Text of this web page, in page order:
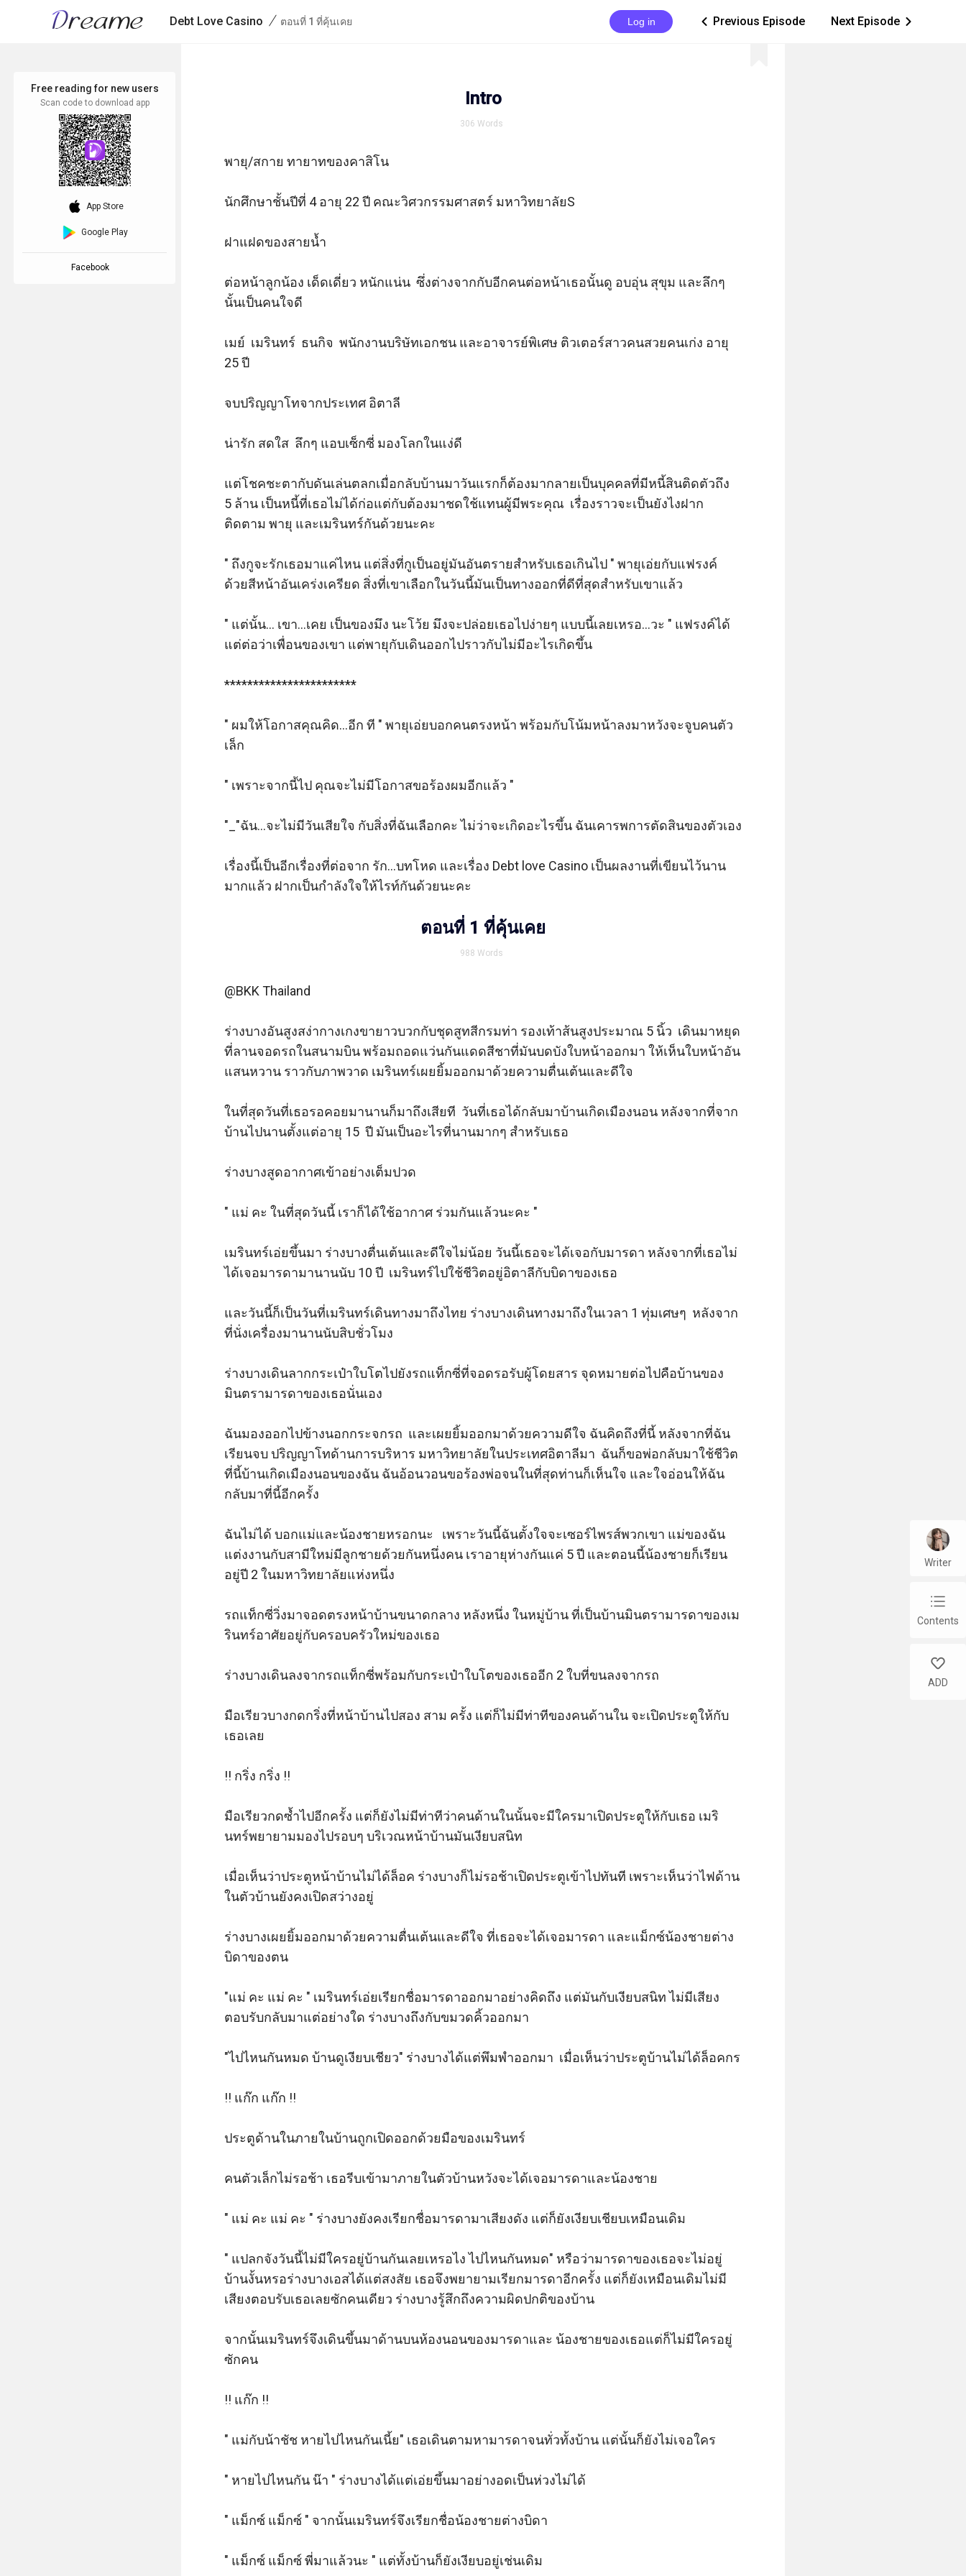
Debt Love Casino / ตอนที่ 1 ที่คุ้นเคย Log in ic_arrow_left Previous Episode Next Episode ic_arrow_right
Intro
306 Words
พายุ/สกาย ทายาทของคาสิโน
นักศึกษาชั้นปีที่ 4 อายุ 22 ปี คณะวิศวกรรมศาสตร์ มหาวิทยาลัยS
ฝาแฝดของสายน้ำ
ต่อหน้าลูกน้อง เด็ดเดี่ยว หนักแน่น  ซึ่งต่างจากกับอีกคนต่อหน้าเธอนั้นดู อบอุ่น สุขุม และลึกๆ
นั้นเป็นคนใจดี
เมย์  เมรินทร์  ธนกิจ  พนักงานบริษัทเอกชน และอาจารย์พิเศษ ติวเตอร์สาวคนสวยคนเก่ง อายุ
25 ปี
จบปริญญาโทจากประเทศ อิตาลี
น่ารัก สดใส  ลึกๆ แอบเซ็กซี่ มองโลกในแง่ดี
แต่โชคชะตากับดันเล่นตลกเมื่อกลับบ้านมาวันแรกก็ต้องมากลายเป็นบุคคลที่มีหนี้สินติดตัวถึง
5 ล้าน เป็นหนี้ที่เธอไม่ได้ก่อแต่กับต้องมาชดใช้แทนผู้มีพระคุณ  เรื่องราวจะเป็นยังไงฝาก
ติดตาม พายุ และเมรินทร์กันด้วยนะคะ
" ถึงกูจะรักเธอมาแค่ไหน แต่สิ่งที่กูเป็นอยู่มันอันตรายสำหรับเธอเกินไป " พายุเอ่ยกับแฟรงค์
ด้วยสีหน้าอันเคร่งเครียด สิ่งที่เขาเลือกในวันนี้มันเป็นทางออกที่ดีที่สุดสำหรับเขาแล้ว
" แต่นั้น... เขา...เคย เป็นของมึง นะโว้ย มึงจะปล่อยเธอไปง่ายๆ แบบนี้เลยเหรอ...วะ " แฟรงค์ได้
แต่ต่อว่าเพื่อนของเขา แต่พายุกับเดินออกไปราวกับไม่มีอะไรเกิดขึ้น
***********************
" ผมให้โอกาสคุณคิด...อีก ที " พายุเอ่ยบอกคนตรงหน้า พร้อมกับโน้มหน้าลงมาหวังจะจูบคนตัว
เล็ก
" เพราะจากนี้ไป คุณจะไม่มีโอกาสขอร้องผมอีกแล้ว "
"_"ฉัน...จะไม่มีวันเสียใจ กับสิ่งที่ฉันเลือกคะ ไม่ว่าจะเกิดอะไรขึ้น ฉันเคารพการตัดสินของตัวเอง
เรื่องนี้เป็นอีกเรื่องที่ต่อจาก รัก...บทโหด และเรื่อง Debt love Casino เป็นผลงานที่เขียนไว้นาน
มากแล้ว ฝากเป็นกำลังใจให้ไรท์กันด้วยนะคะ
ตอนที่ 1 ที่คุ้นเคย
988 Words
@BKK Thailand
ร่างบางอันสูงสง่ากางเกงขายาวบวกกับชุดสูทสีกรมท่า รองเท้าส้นสูงประมาณ 5 นิ้ว  เดินมาหยุด
ที่ลานจอดรถในสนามบิน พร้อมถอดแว่นกันแดดสีชาที่มันบดบังใบหน้าออกมา ให้เห็นใบหน้าอัน
แสนหวาน ราวกับภาพวาด เมรินทร์เผยยิ้มออกมาด้วยความตื่นเต้นและดีใจ
ในที่สุดวันที่เธอรอคอยมานานก็มาถึงเสียที  วันที่เธอได้กลับมาบ้านเกิดเมืองนอน หลังจากที่จาก
บ้านไปนานตั้งแต่อายุ 15  ปี มันเป็นอะไรที่นานมากๆ สำหรับเธอ
ร่างบางสูดอากาศเข้าอย่างเต็มปวด
" แม่ คะ ในที่สุดวันนี้ เราก็ได้ใช้อากาศ ร่วมกันแล้วนะคะ "
เมรินทร์เอ่ยขึ้นมา ร่างบางตื่นเต้นและดีใจไม่น้อย วันนี้เธอจะได้เจอกับมารดา หลังจากที่เธอไม่
ได้เจอมารดามานานนับ 10 ปี  เมรินทร์ไปใช้ชีวิตอยู่อิตาลีกับบิดาของเธอ
และวันนี้ก็เป็นวันที่เมรินทร์เดินทางมาถึงไทย ร่างบางเดินทางมาถึงในเวลา 1 ทุ่มเศษๆ  หลังจาก
ที่นั่งเครื่องมานานนับสิบชั่วโมง
ร่างบางเดินลากกระเป๋าใบโตไปยังรถแท็กซี่ที่จอดรอรับผู้โดยสาร จุดหมายต่อไปคือบ้านของ
มินตรามารดาของเธอนั่นเอง
ฉันมองออกไปข้างนอกกระจกรถ  และเผยยิ้มออกมาด้วยความดีใจ ฉันคิดถึงที่นี้ หลังจากที่ฉัน
เรียนจบ ปริญญาโทด้านการบริหาร มหาวิทยาลัยในประเทศอิตาลีมา  ฉันก็ขอพ่อกลับมาใช้ชีวิต
ที่นี้บ้านเกิดเมืองนอนของฉัน ฉันอ้อนวอนขอร้องพ่อจนในที่สุดท่านก็เห็นใจ และใจอ่อนให้ฉัน
กลับมาที่นี้อีกครั้ง
ฉันไม่ได้ บอกแม่และน้องชายหรอกนะ   เพราะวันนี้ฉันตั้งใจจะเซอร์ไพรส์พวกเขา แม่ของฉัน
แต่งงานกับสามีใหม่มีลูกชายด้วยกันหนึ่งคน เราอายุห่างกันแค่ 5 ปี และตอนนี้น้องชายก็เรียน
อยู่ปี 2 ในมหาวิทยาลัยแห่งหนึ่ง
รถแท็กซี่วิ่งมาจอดตรงหน้าบ้านขนาดกลาง หลังหนึ่ง ในหมู่บ้าน ที่เป็นบ้านมินตรามารดาของเม
รินทร์อาศัยอยู่กับครอบครัวใหม่ของเธอ
ร่างบางเดินลงจากรถแท็กซี่พร้อมกับกระเป๋าใบโตของเธออีก 2 ใบที่ขนลงจากรถ
มือเรียวบางกดกริ่งที่หน้าบ้านไปสอง สาม ครั้ง แต่ก็ไม่มีท่าทีของคนด้านใน จะเปิดประตูให้กับ
เธอเลย
!! กริ่ง กริ่ง !!
มือเรียวกดซ้ำไปอีกครั้ง แต่ก็ยังไม่มีท่าทีว่าคนด้านในนั้นจะมีใครมาเปิดประตูให้กับเธอ เมริ
นทร์พยายามมองไปรอบๆ บริเวณหน้าบ้านมันเงียบสนิท
เมื่อเห็นว่าประตูหน้าบ้านไม่ได้ล็อค ร่างบางก็ไม่รอช้าเปิดประตูเข้าไปทันที เพราะเห็นว่าไฟด้าน
ในตัวบ้านยังคงเปิดสว่างอยู่
ร่างบางเผยยิ้มออกมาด้วยความตื่นเต้นและดีใจ ที่เธอจะได้เจอมารดา และแม็กซ์น้องชายต่าง
บิดาของตน
"แม่ คะ แม่ คะ " เมรินทร์เอ่ยเรียกชื่อมารดาออกมาอย่างคิดถึง แต่มันกับเงียบสนิท ไม่มีเสียง
ตอบรับกลับมาแต่อย่างใด ร่างบางถึงกับขมวดคิ้วออกมา
"ไปไหนกันหมด บ้านดูเงียบเชียว" ร่างบางได้แต่พึมพำออกมา  เมื่อเห็นว่าประตูบ้านไม่ได้ล็อคกร
!! แก๊ก แก๊ก !!
ประตูด้านในภายในบ้านถูกเปิดออกด้วยมือของเมรินทร์
คนตัวเล็กไม่รอช้า เธอรีบเข้ามาภายในตัวบ้านหวังจะได้เจอมารดาและน้องชาย
" แม่ คะ แม่ คะ " ร่างบางยังคงเรียกชื่อมารดามาเสียงดัง แต่ก็ยังเงียบเชียบเหมือนเดิม
" แปลกจังวันนี้ไม่มีใครอยู่บ้านกันเลยเหรอไง ไปไหนกันหมด" หรือว่ามารดาของเธอจะไม่อยู่
บ้านงั้นหรอร่างบางเอสได้แต่สงสัย เธอจึงพยายามเรียกมารดาอีกครั้ง แต่ก็ยังเหมือนเดิมไม่มี
เสียงตอบรับเธอเลยซักคนเดียว ร่างบางรู้สึกถึงความผิดปกติของบ้าน
จากนั้นเมรินทร์จึงเดินขึ้นมาด้านบนห้องนอนของมารดาและ น้องชายของเธอแต่ก็ไม่มีใครอยู่
ซักคน
!! แก๊ก !!
" แม่กับน้าชัช หายไปไหนกันเนี้ย" เธอเดินตามหามารดาจนทั่วทั้งบ้าน แต่นั้นก็ยังไม่เจอใคร
" หายไปไหนกัน น๊า " ร่างบางได้แต่เอ่ยขึ้นมาอย่างอดเป็นห่วงไม่ได้
" แม็กซ์ แม็กซ์ " จากนั้นเมรินทร์จึงเรียกชื่อน้องชายต่างบิดา
" แม็กซ์ แม็กซ์ พี่มาแล้วนะ " แต่ทั้งบ้านก็ยังเงียบอยู่เช่นเดิม
Free reading for new users
Scan code to download app
download_ios App Store
Google Play
Facebook
Writer
chap_list
Contents
like
ADD